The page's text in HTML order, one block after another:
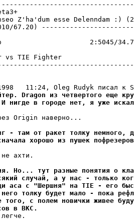
Z'ha'dum esse Delenndam :)
67.20)
: 12
2:5045/
Commander
Dragon из четвертого еще
нигде в городе нет, я уже
Origin навеpно...
- там от ракет толку немного,
хорошо из пушек
ахти.
Hо... тут разные понятия о
случай, а у нас - только
аса с "Шершня" на TIE - его
толку будет мало - пока
того, с полем новички живее
в ВКС.